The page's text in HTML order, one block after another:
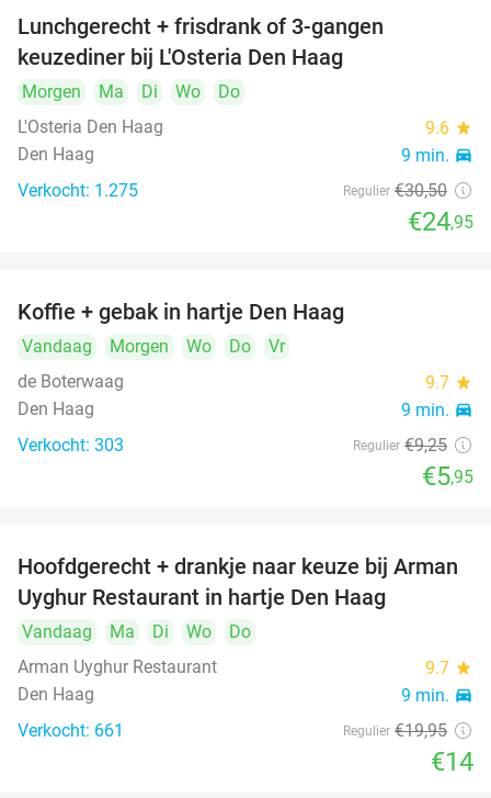
Lunchgerecht + frisdrank of 3-gangen
keuzediner bij L'Osteria Den Haag
Morgen Ma Di Wo
Do
L'Osteria Den Haag
9.6 star
Den Haag 9 min. directions_car
Verkocht: 1.275 Regulier €30,50
€24,95
Koffie + gebak in hartje Den Haag
Vandaag Morgen Wo Do
Vr
de Boterwaag
9.7 star
Den Haag 9 min. directions_car
Verkocht: 303 Regulier €9,25
€5,95
30%
Hoofdgerecht + drankje naar keuze bij Arman
Uyghur Restaurant in hartje Den Haag
Vandaag Ma Di Wo
Do
Arman Uyghur Restaurant
9.7 star
Den Haag 9 min. directions_car
Verkocht: 661 Regulier €19,95
€14